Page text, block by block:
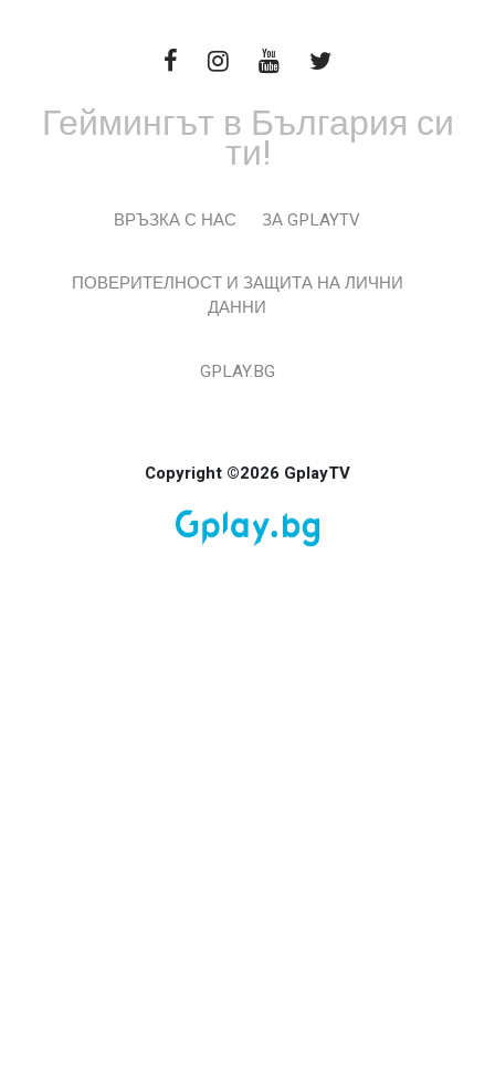
Геймингът в България си
ти!
ВРЪЗКА С НАС ЗА GPLAYTV
ПОВЕРИТЕЛНОСТ И ЗАЩИТА НА ЛИЧНИ
ДАННИ
GPLAY.BG
Copyright ©2026 GplayTV